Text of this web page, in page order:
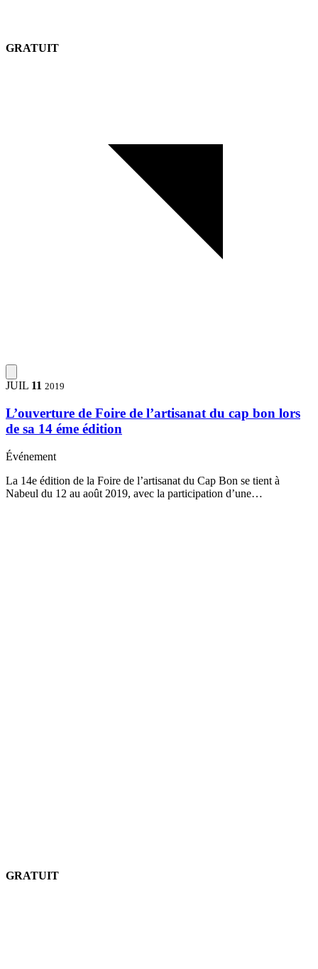
GRATUIT
JUIL 11 2019
L’ouverture de Foire de l’artisanat du cap bon lors
de sa 14 éme édition
Événement
La 14e édition de la Foire de l’artisanat du Cap Bon se tient à
Nabeul du 12 au août 2019, avec la participation d’une…
GRATUIT